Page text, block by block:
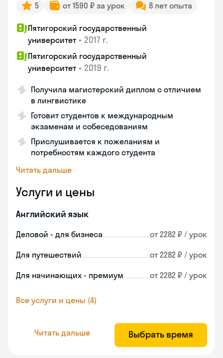
5 от 1590 ₽ за урок 8 лет опыта
Пятигорский государственный
университет • 2017 г.
Пятигорский государственный
университет • 2019 г.
Получила магистерский диплом с отличием
в лингвистике
Готовит студентов к международным
экзаменам и собеседованиям
Прислушивается к пожеланиям и
потребностям каждого студента
Читать дальше
Услуги и цены
Английский язык
Деловой - для бизнеса от 2282 ₽ / урок
Для путешествий от 2282 ₽ / урок
Для начинающих - премиум от 2282 ₽ / урок
Все услуги и цены (4)
Читать дальше Выбрать время